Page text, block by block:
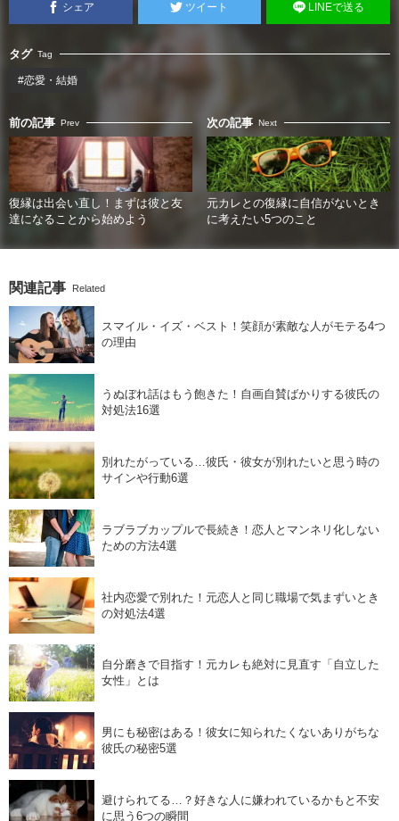
シェア ツイート LINEで送る
タグ Tag
#恋愛・結婚
前の記事 Prev
復縁は出会い直し！まずは彼と友
達になることから始めよう
次の記事 Next
元カレとの復縁に自信がないとき
に考えたい5つのこと
関連記事 Related
スマイル・イズ・ベスト！笑顔が素敵な人がモテる4つ
の理由
うぬぼれ話はもう飽きた！自画自賛ばかりする彼氏の
対処法16選
別れたがっている…彼氏・彼女が別れたいと思う時の
サインや行動6選
ラブラブカップルで長続き！恋人とマンネリ化しない
ための方法4選
社内恋愛で別れた！元恋人と同じ職場で気まずいとき
の対処法4選
自分磨きで目指す！元カレも絶対に見直す「自立した
女性」とは
男にも秘密はある！彼女に知られたくないありがちな
彼氏の秘密5選
避けられてる…？好きな人に嫌われているかもと不安
に思う6つの瞬間